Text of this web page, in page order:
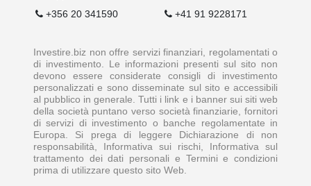
+356 20 341590
+41 91 9228171
Investire.biz non offre servizi finanziari, regolamentati o
di investimento. Le informazioni presenti sul sito non
devono essere considerate consigli di investimento
personalizzati e sono disseminate sul sito e accessibili
al pubblico in generale. Tutti i link e i banner sui siti web
della società puntano verso società finanziarie, fornitori
di servizi di investimento o banche regolamentate in
Europa. Si prega di leggere Dichiarazione di non
responsabilità, Informativa sui rischi, Informativa sul
trattamento dei dati personali e Termini e condizioni
prima di utilizzare questo sito Web.